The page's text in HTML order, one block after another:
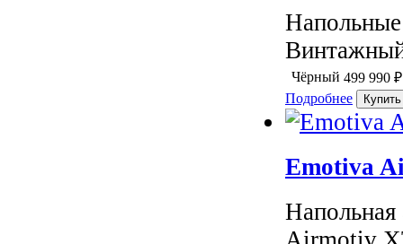
Чёрный 499 990 ₽
Подробнее
Emotiva